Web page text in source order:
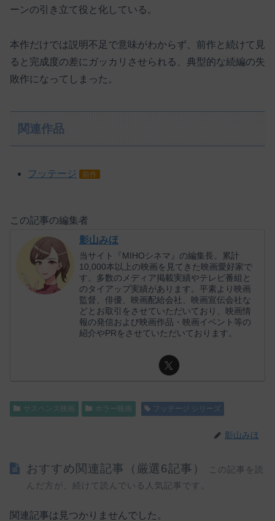
ーンの引き立て役と化している。
本作だけでは説明不足で意味がわからず、前作と続けて見
ると完成度の差にガッカリさせられる、典型的な続編の失
敗作になってしまった。
関連作品
フッテージ 前作
この記事の編集者
影山みほ
当サイト『MIHOシネマ』の編集長。累計
10,000本以上の映画を見てきた映画愛好家で
す。多数のメディア掲載実績やテレビ番組と
のタイアップ実績があります。平素より映画
監督、俳優、映画配給会社、映画宣伝会社な
どとお取引をさせていただいており、映画情
報の発信および映画作品・映画イベント等の
紹介やPRをさせていただいております。
サスペンス映画 ホラー映画 フッテージ シリーズ
影山みほ
おすすめ関連記事（厳選6記事）
この記事を読
んだ方が、続けて読んでいる人気記事です。
関連記事は見つかりませんでした。